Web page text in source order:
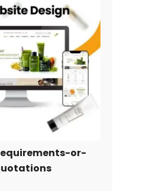
or-